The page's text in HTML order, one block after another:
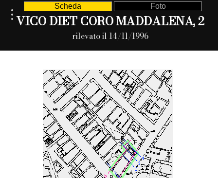
Scheda Foto
VICO DIET CORO MADDALENA, 2
rilevato il 14/11/1996